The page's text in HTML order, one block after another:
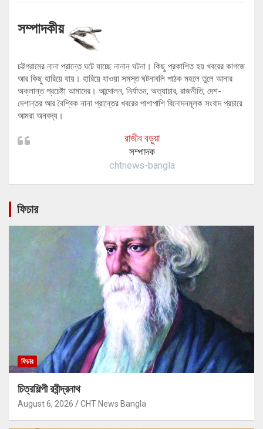
সম্পাদকীয়
চট্টগ্রামের নানা প্রান্তে ঘটে যাচ্ছে নানান ঘটনা। কিছু প্রকাশিত হয় খবরের কাগজে
আর কিছু হারিয়ে যায়। হারিয়ে যাওয়া সমস্ত ঘটনাবলি পাঠক মহলে তুলে আনার
অক্লান্ত প্রচেষ্টা আমাদের। আন্দোলন, নির্যাতন, অত্যাচার, রাজনীতি, দেশ-
দেশান্তর আর বৈশ্বিক নানা প্রান্তের খবরের পাশাপাশি বিনোদনমূলক সংবাদ প্রচারে
আমরা অনবদ্য।
রাজীব বড়ুয়া
সম্পাদক
chtnews-bangla
ফিচার
ফিচার
চিত্রশিল্পী রবীন্দ্রনাথ
August 6, 2026 CHT News Bangla